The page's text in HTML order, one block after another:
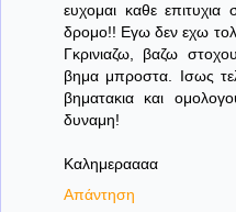
ευχομαι καθε επιτυχια
δρομο!! Εγω δεν εχω
Γκρινιαζω, βαζω
βημα μπροστα. Ισως
βηματακια και
δυναμη!
Καλημεραααα
Απάντηση